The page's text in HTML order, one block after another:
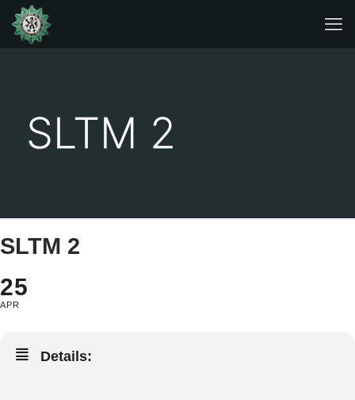
SLTM 2
SLTM 2
25
APR
Details: